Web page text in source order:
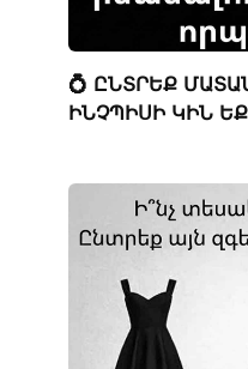
💍 ԸՆՏՐԵՔ
ԻՆՉՊԻՍԻ ԿԻՆ ԵՔ